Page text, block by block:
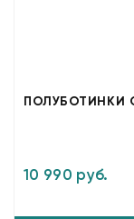
ПОЛУБОТИНКИ
10 990 руб.